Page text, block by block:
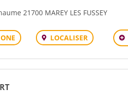
21700 MAREY LES FUSSEY
LOCALISER